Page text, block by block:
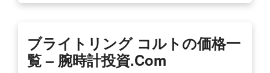
ブライトリング コルトの価格一
覧 – 腕時計投資.com